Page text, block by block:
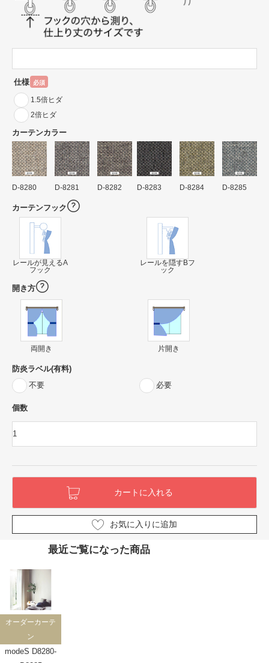
仕様 必須
1.5倍ヒダ
2倍ヒダ
カーテンカラー
D-8280 D-8281 D-8282 D-8283 D-8284 D-8285
カーテンフック
レールが見えるA
フック
レールを隠すBフ
ック
開き方
両開き 片開き
防炎ラベル(有料)
不要
必要
個数
お気に入りに追加
最近ご覧になった商品
オーダーカーテ
ン
modeS D8280-